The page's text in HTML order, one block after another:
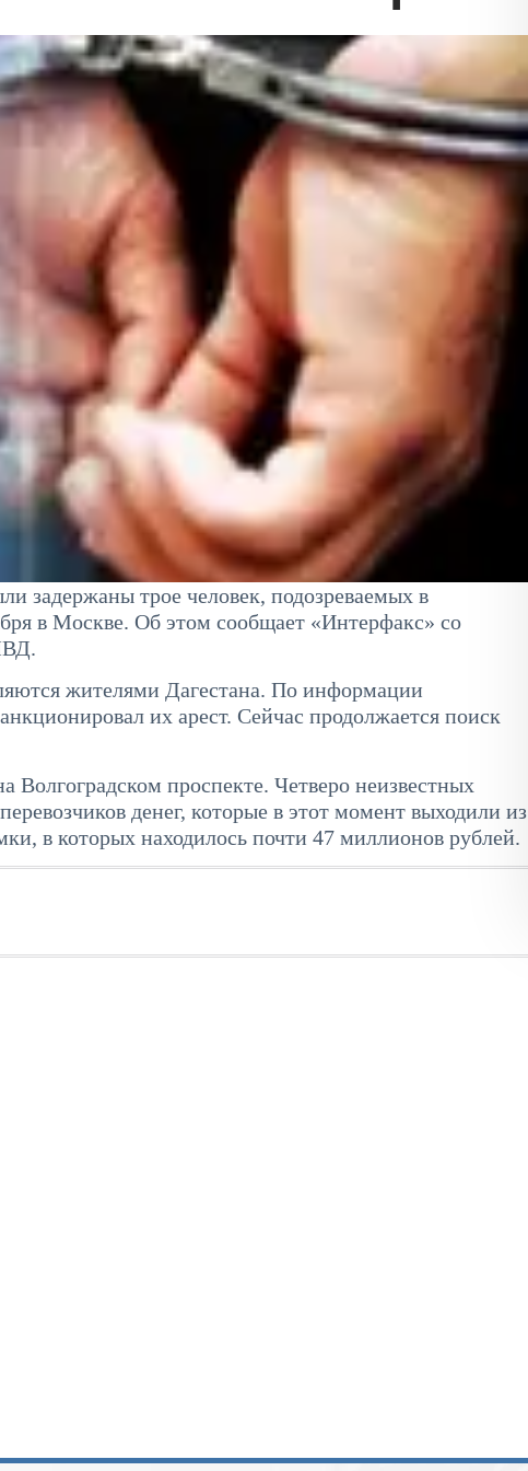
задержаны трое человек, подозреваемых в
в Москве. Об этом сообщает «Интерфакс» со
жителями Дагестана. По информации
их арест. Сейчас продолжается поиск
Волгоградском проспекте. Четверо неизвестных
денег, которые в этот момент выходили из
в которых находилось почти 47 миллионов рублей.